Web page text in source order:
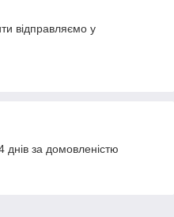
відправляємо у
за домовленістю